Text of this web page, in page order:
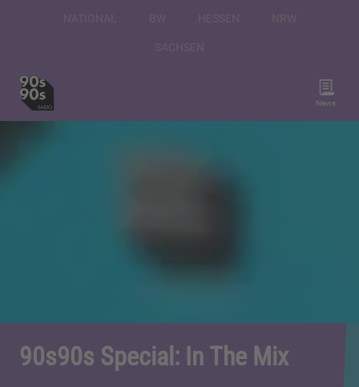
News
90s90s Special: In The Mix